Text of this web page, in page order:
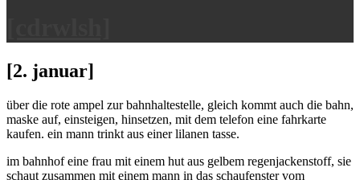
[2. januar]
über die rote ampel zur bahnhaltestelle, gleich kommt auch die bahn,
maske auf, einsteigen, hinsetzen, mit dem telefon eine fahrkarte
kaufen. ein mann trinkt aus einer lilanen tasse.
im bahnhof eine frau mit einem hut aus gelbem regenjackenstoff, sie
schaut zusammen mit einem mann in das schaufenster vom